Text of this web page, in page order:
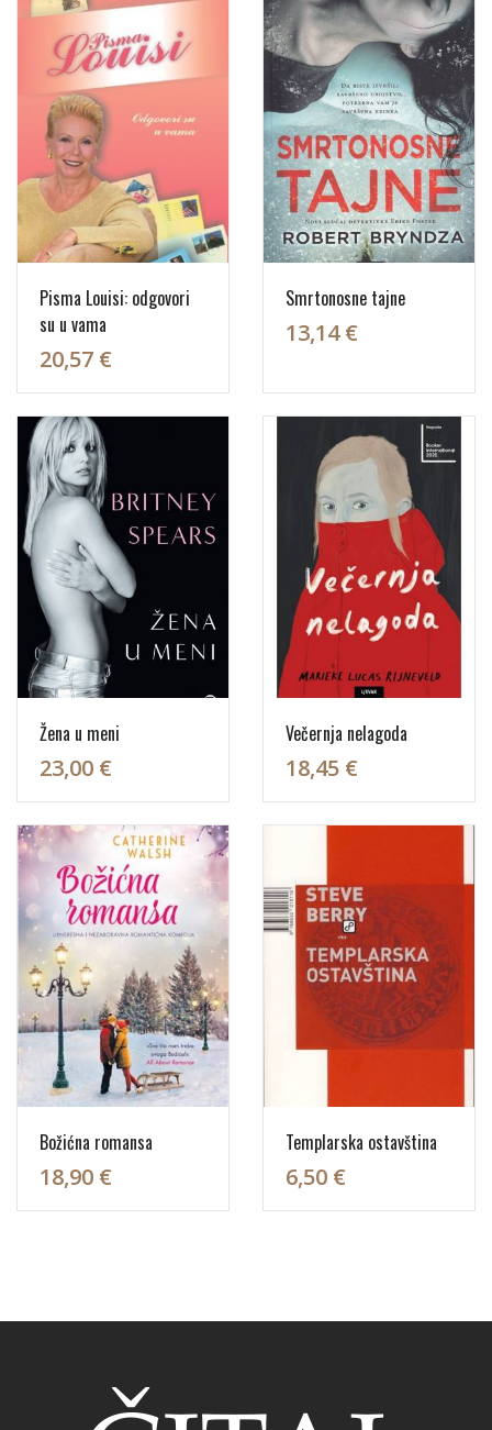
Pisma Louisi: odgovori
su u vama
20,57 €
Smrtonosne tajne
13,14 €
Žena u meni
23,00 €
Večernja nelagoda
18,45 €
Božićna romansa
18,90 €
Templarska ostavština
6,50 €